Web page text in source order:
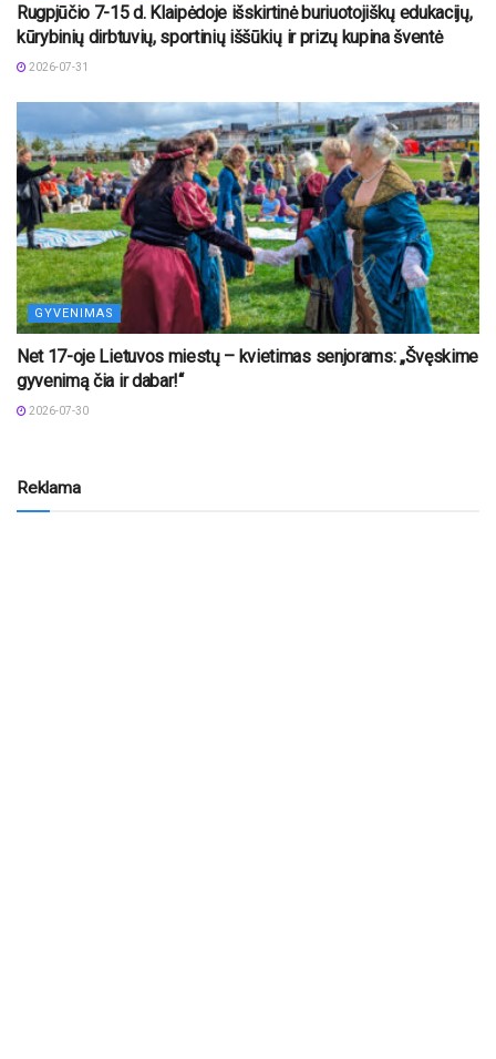
Rugpjūčio 7-15 d. Klaipėdoje išskirtinė buriuotojiškų edukacijų,
kūrybinių dirbtuvių, sportinių iššūkių ir prizų kupina šventė
2026-07-31
GYVENIMAS
Net 17-oje Lietuvos miestų – kvietimas senjorams: „Švęskime
gyvenimą čia ir dabar!“
2026-07-30
Reklama